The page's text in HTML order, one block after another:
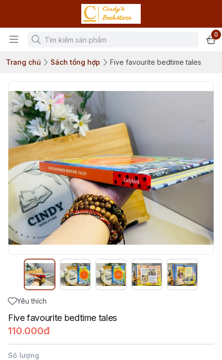
0
Trang chủ Sách tổng hợp Five favourite bedtime tales
Yêu thích
Five favourite bedtime tales
110.000đ
Số lượng